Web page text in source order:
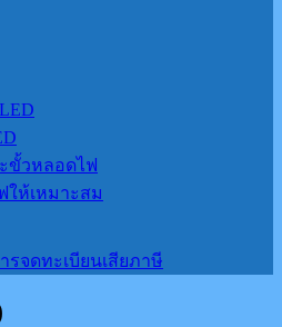
ขั้วหลอดไฟ
ให้เหมาะสม
รจดทะเบียนเสียภาษี